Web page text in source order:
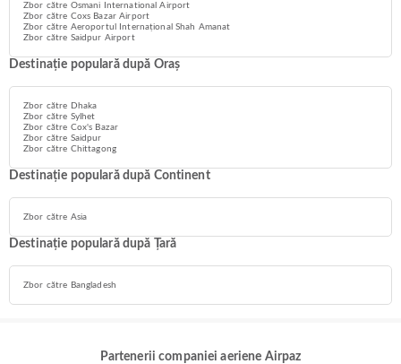
Zbor către Osmani International Airport
Zbor către Coxs Bazar Airport
Zbor către Aeroportul Internațional Shah Amanat
Zbor către Saidpur Airport
Destinație populară după Oraș
Zbor către Dhaka
Zbor către Sylhet
Zbor către Cox's Bazar
Zbor către Saidpur
Zbor către Chittagong
Destinație populară după Continent
Zbor către Asia
Destinație populară după Țară
Zbor către Bangladesh
Partenerii companiei aeriene Airpaz